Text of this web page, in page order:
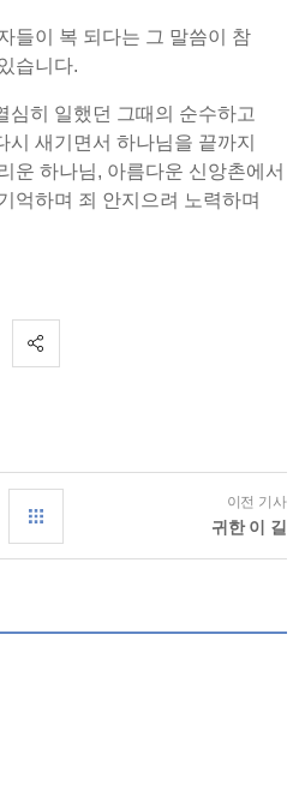
들이 복 되다는 그 말씀이 참
습니다.
심히 일했던 그때의 순수하고
새기면서 하나님을 끝까지
운 하나님, 아름다운 신앙촌에서
억하며 죄 안지으려 노력하며
이전 기사
귀한 이 길